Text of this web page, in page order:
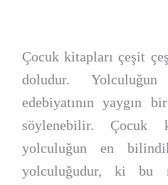
Çocuk kitapları çeşit
doludur.
edebiyatının yaygın
söylenebilir. Çocuk
yolculuğun en
yolculuğudur, ki bu